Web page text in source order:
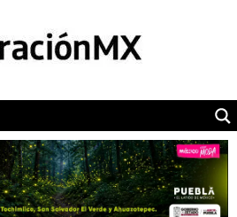
POLÍTICA
CAMALEÓN
OPINIÓN
DEPORTES